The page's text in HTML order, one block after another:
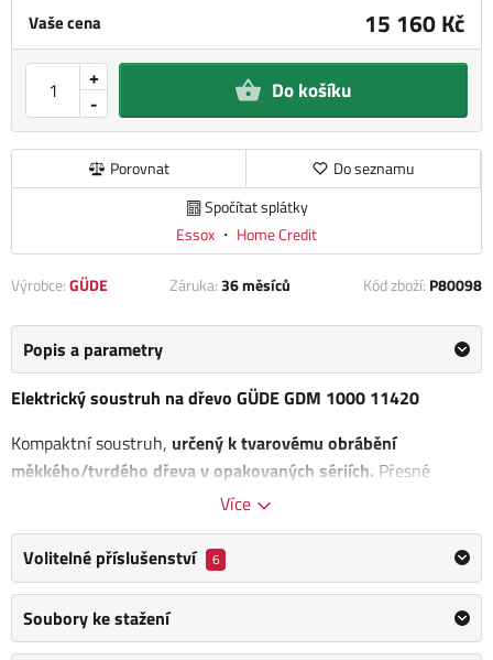
Vaše cena 15 160 Kč
-
+ Do košíku
Porovnat
Do seznamu
Spočítat splátky
Essox ・ Home Credit
Výrobce:GÜDE Záruka:36 měsíců Kód zboží: P80098
Popis a parametry
Elektrický soustruh na dřevo GÜDE GDM 1000 11420
Kompaktní soustruh, určený k tvarovému obrábění
měkkého/tvrdého dřeva v opakovaných sériích. Přesné
nastavení otáček vřetena pomocí variátoru (rozsah: 600 -
(soustružení podle šablony/originální předlohy).
Motor 550 W/P1
Bezpečnostní vypínač
Celkové rozměry (d x š x v): 1.400 x 300 x 1.018 mm
Více
Volitelné příslušenství 6
Soubory ke stažení